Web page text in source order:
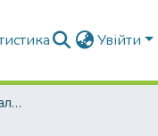
Увійти
Конференції та матеріали конференцій